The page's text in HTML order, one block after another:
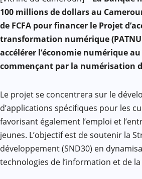
Mail
100 millions de dollars au
de FCFA pour financer le Projet
transformation numérique
accélérer l’économie numérique
commençant par la numérisation
Le projet se concentrera sur le
d’applications spécifiques pour les
favorisant également l’emploi et
jeunes. L’objectif est de soutenir la
développement (SND30) en
technologies de l’information et de